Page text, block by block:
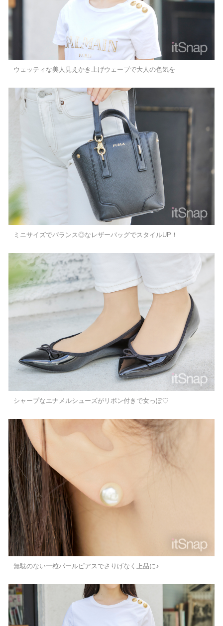
ウェッティな美人見えかき上げウェーブで大人の色気を
ミニサイズでバランス◎なレザーバッグでスタイルUP！
シャープなエナメルシューズがリボン付きで女っぽ♡
無駄のない一粒パールピアスでさりげなく上品に♪